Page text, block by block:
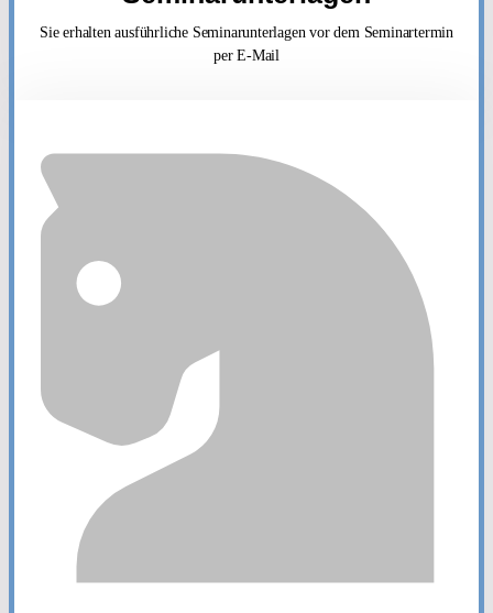
Sie erhalten ausführliche Seminarunterlagen vor dem Seminartermin
per E-Mail